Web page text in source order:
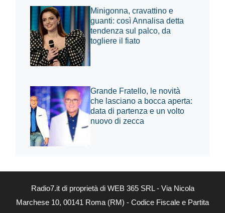
Minigonna, cravattino e
guanti: così Annalisa detta
tendenza sul palco, da
togliere il fiato
Grande Fratello, le novità
che lasciano a bocca aperta:
data di partenza e un volto
nuovo di zecca
Radio7.it di proprietà di WEB 365 SRL - Via Nicola
Marchese 10, 00141 Roma (RM) - Codice Fiscale e Partita